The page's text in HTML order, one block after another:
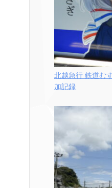
北越急行 鉄道む
加記録